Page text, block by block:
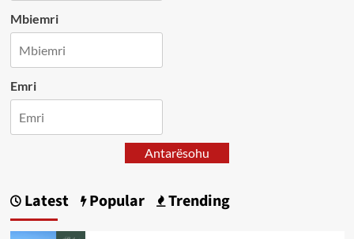
Mbiemri
Emri
Antarësohu
Latest Popular Trending